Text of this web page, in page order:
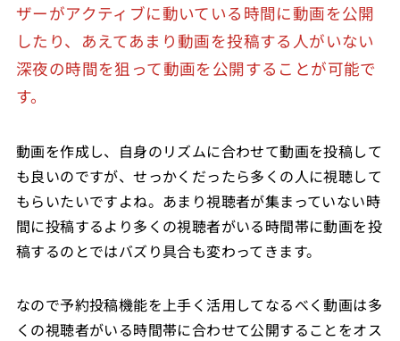
ザーがアクティブに動いている時間に動画を公開
したり、あえてあまり動画を投稿する人がいない
深夜の時間を狙って動画を公開することが可能で
す。
動画を作成し、自身のリズムに合わせて動画を投稿して
も良いのですが、せっかくだったら多くの人に視聴して
もらいたいですよね。あまり視聴者が集まっていない時
間に投稿するより多くの視聴者がいる時間帯に動画を投
稿するのとではバズり具合も変わってきます。
なので予約投稿機能を上手く活用してなるべく動画は多
くの視聴者がいる時間帯に合わせて公開することをオス